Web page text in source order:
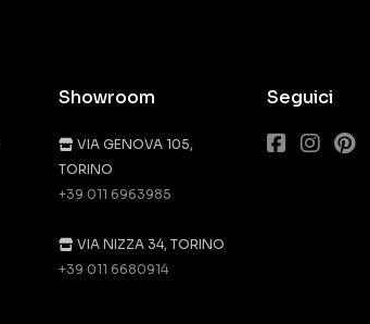
Showroom
VIA GENOVA 105,
TORINO
+39 011 6963985
VIA NIZZA 34, TORINO
+39 011 6680914
Seguici